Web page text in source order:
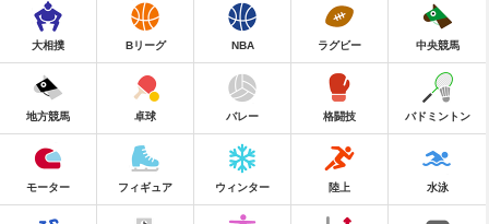
大相撲 Bリーグ NBA ラグビー 中央競馬
地方競馬 卓球 バレー 格闘技 バドミントン
モーター フィギュア ウィンター 陸上 水泳